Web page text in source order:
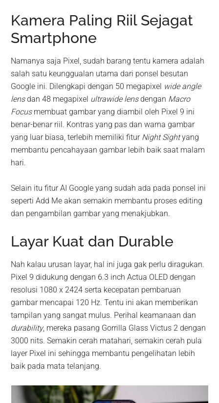
Kamera Paling Riil Sejagat
Smartphone
Namanya saja Pixel, sudah barang tentu kamera adalah
salah satu keunggualan utama dari ponsel besutan
Google ini. Dilengkapi dengan 50 megapixel wide angle
lensdan 48 megapixel ultrawide lensdengan Macro
Focusmembuat gambar yang diambil oleh Pixel 9 ini
benar-benar riil. Kontras yang pas dan warna gambar
yang luar biasa, terlebih memiliki fitur Night Sightyang
membantu pencahayaan gambar lebih baik saat malam
hari.
Selain itu fitur AI Google yang sudah ada pada ponsel ini
seperti Add Me akan semakin membantu proses editing
dan pengambilan gambar yang menakjubkan.
Layar Kuat dan Durable
Nah kalau urusan layar, hal ini juga gak perlu diragukan.
Pixel 9 didukung dengan 6.3 inch Actua OLED dengan
resolusi 1080 x 2424 serta kecepatan pembaruan
gambar mencapai 120 Hz. Tentu ini akan memberikan
tampilan yang sangat mulus. Perihal keamanaan dan
durability, mereka pasang Gorrilla Glass Victus 2 dengan
3000 nits. Semakin cerah matahari, semakin cerah pula
layer Pixel ini sehingga membantu pengelihatan lebih
baik pada mata telanjang.